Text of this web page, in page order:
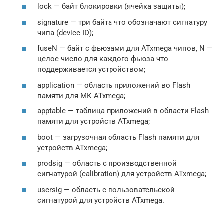
lock — байт блокировки (ячейка защиты);
signature — три байта что обозначают сигнатуру
чипа (device ID);
fuseN — байт с фьюзами для ATxmega чипов, N —
целое число для каждого фьюза что
поддерживается устройством;
application — область приложений во Flash
памяти для МК ATxmega;
apptable — таблица приложений в области Flash
памяти для устройств ATxmega;
boot — загрузочная область Flash памяти для
устройств ATxmega;
prodsig — область с производственной
сигнатурой (calibration) для устройств ATxmega;
usersig — область с пользовательской
сигнатурой для устройств ATxmega.